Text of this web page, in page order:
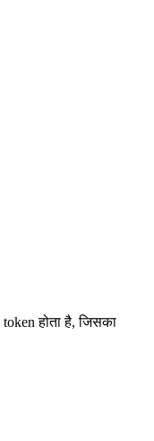
token होता है, जिसका